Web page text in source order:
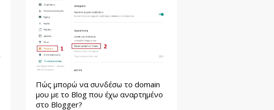
Πώς μπορώ να συνδέσω το domain
μου με το Blog που έχω αναρτημένο
στο Blogger?